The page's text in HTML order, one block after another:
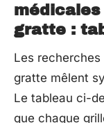
médicales
gratte :
Les
gratte mêlent
Le tableau ci-
que chaque